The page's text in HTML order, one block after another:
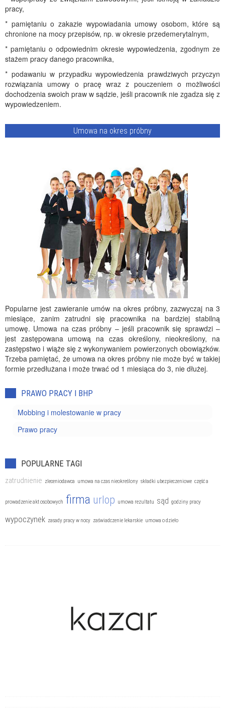
pracy,
* pamiętaniu o zakazie wypowiadania umowy osobom, które są
chronione na mocy przepisów, np. w okresie przedemerytalnym,
* pamiętaniu o odpowiednim okresie wypowiedzenia, zgodnym ze
stażem pracy danego pracownika,
* podawaniu w przypadku wypowiedzenia prawdziwych przyczyn
rozwiązania umowy o pracę wraz z pouczeniem o możliwości
dochodzenia swoich praw w sądzie, jeśli pracownik nie zgadza się z
wypowiedzeniem.
Umowa na okres próbny
Popularne jest zawieranie umów na okres próbny, zazwyczaj na 3
miesiące, zanim zatrudni się pracownika na bardziej stabilną
umowę. Umowa na czas próbny – jeśli pracownik się sprawdzi –
jest zastępowana umową na czas określony, nieokreślony, na
zastępstwo i wiąże się z wykonywaniem powierzonych obowiązków.
Trzeba pamiętać, że umowa na okres próbny nie może być w takiej
formie przedłużana i może trwać od 1 miesiąca do 3, nie dłużej.
PRAWO PRACY I BHP
Mobbing i molestowanie w pracy
Prawo pracy
POPULARNE TAGI
zatrudnienie zleceniodawca umowa na czas nieokreślony składki ubezpieczeniowe część a
prowadzenie akt osobowych firma urlop umowa rezultatu sąd godziny pracy
wypoczynek zasady pracy w nocy zaświadczenie lekarskie umowa o dzieło